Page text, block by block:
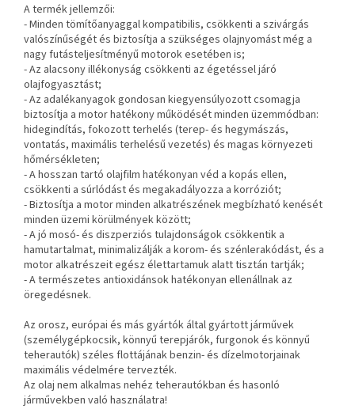
A termék jellemzői:
- Minden tömítőanyaggal kompatibilis, csökkenti a szivárgás
valószínűségét és biztosítja a szükséges olajnyomást még a
nagy futásteljesítményű motorok esetében is;
- Az alacsony illékonyság csökkenti az égetéssel járó
olajfogyasztást;
- Az adalékanyagok gondosan kiegyensúlyozott csomagja
biztosítja a motor hatékony működését minden üzemmódban:
hidegindítás, fokozott terhelés (terep- és hegymászás,
vontatás, maximális terhelésű vezetés) és magas környezeti
hőmérsékleten;
- A hosszan tartó olajfilm hatékonyan véd a kopás ellen,
csökkenti a súrlódást és megakadályozza a korróziót;
- Biztosítja a motor minden alkatrészének megbízható kenését
minden üzemi körülmények között;
- A jó mosó- és diszperziós tulajdonságok csökkentik a
hamutartalmat, minimalizálják a korom- és szénlerakódást, és a
motor alkatrészeit egész élettartamuk alatt tisztán tartják;
- A természetes antioxidánsok hatékonyan ellenállnak az
öregedésnek.
Az orosz, európai és más gyártók által gyártott járművek
(személygépkocsik, könnyű terepjárók, furgonok és könnyű
teherautók) széles flottájának benzin- és dízelmotorjainak
maximális védelmére tervezték.
Az olaj nem alkalmas nehéz teherautókban és hasonló
járművekben való használatra!